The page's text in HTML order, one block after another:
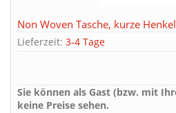
Non Woven Tasche, kurze
Lieferzeit: 3-4 Tage
Sie können als Gast (bzw. mit
keine Preise sehen.